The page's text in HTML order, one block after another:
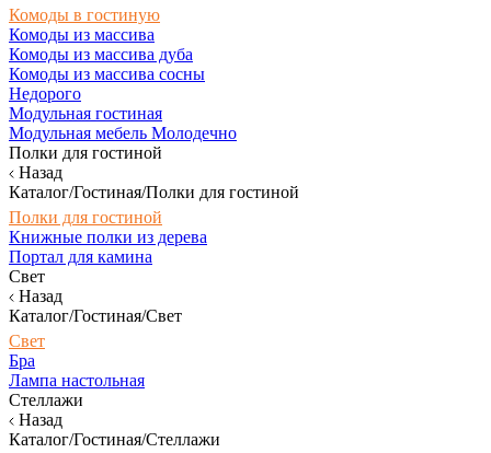
Комоды в гостиную
Комоды из массива
Комоды из массива дуба
Комоды из массива сосны
Недорого
Модульная гостиная
Модульная мебель Молодечно
Полки для гостиной
Назад
Каталог/Гостиная/Полки для гостиной
Полки для гостиной
Книжные полки из дерева
Портал для камина
Свет
Назад
Каталог/Гостиная/Свет
Свет
Бра
Лампа настольная
Стеллажи
Назад
Каталог/Гостиная/Стеллажи